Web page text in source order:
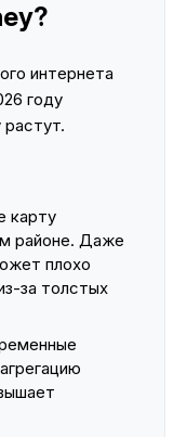
интернета
году
растут.
карту
районе. Даже
плохо
за толстых